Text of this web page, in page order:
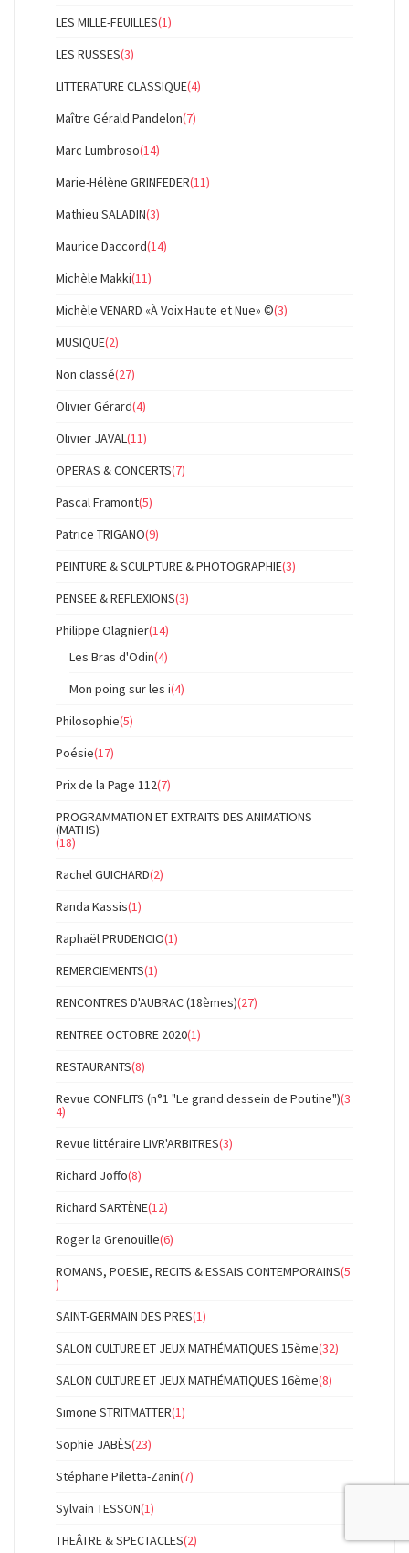
LES MILLE-FEUILLES(1)
LES RUSSES(3)
LITTERATURE CLASSIQUE(4)
Maître Gérald Pandelon(7)
Marc Lumbroso(14)
Marie-Hélène GRINFEDER(11)
Mathieu SALADIN(3)
Maurice Daccord(14)
Michèle Makki(11)
Michèle VENARD «À Voix Haute et Nue» ©(3)
MUSIQUE(2)
Non classé(27)
Olivier Gérard(4)
Olivier JAVAL(11)
OPERAS & CONCERTS(7)
Pascal Framont(5)
Patrice TRIGANO(9)
PEINTURE & SCULPTURE & PHOTOGRAPHIE(3)
PENSEE & REFLEXIONS(3)
Philippe Olagnier(14)
Les Bras d'Odin(4)
Mon poing sur les i(4)
Philosophie(5)
Poésie(17)
Prix de la Page 112(7)
PROGRAMMATION ET EXTRAITS DES ANIMATIONS
(MATHS)
(18)
Rachel GUICHARD(2)
Randa Kassis(1)
Raphaël PRUDENCIO(1)
REMERCIEMENTS(1)
RENCONTRES D'AUBRAC (18èmes)(27)
RENTREE OCTOBRE 2020(1)
RESTAURANTS(8)
Revue CONFLITS (n°1 "Le grand dessein de Poutine")(3
4)
Revue littéraire LIVR'ARBITRES(3)
Richard Joffo(8)
Richard SARTÈNE(12)
Roger la Grenouille(6)
ROMANS, POESIE, RECITS & ESSAIS CONTEMPORAINS(5
)
SAINT-GERMAIN DES PRES(1)
SALON CULTURE ET JEUX MATHÉMATIQUES 15ème(32)
SALON CULTURE ET JEUX MATHÉMATIQUES 16ème(8)
Simone STRITMATTER(1)
Sophie JABÈS(23)
Stéphane Piletta-Zanin(7)
Sylvain TESSON(1)
THEÂTRE & SPECTACLES(2)